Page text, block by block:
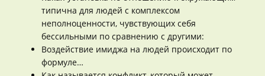
типична для людей с комплексом
неполноценности, чувствующих себя
бессильными по сравнению с другими:
Воздействие имиджа на людей происходит по
формуле…